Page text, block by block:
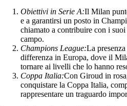
Obiettivi in Serie A:Il Milan
e a garantirsi un posto in
chiamato a contribuire con i
campo.
Champions League:La
differenza in Europa, dove il
tornare ai livelli che lo hanno
Coppa Italia:Con Giroud in
conquistare la Coppa Italia,
rappresentare un traguardo